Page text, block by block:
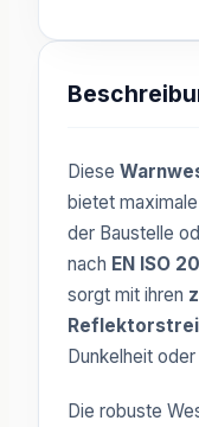
Diese
bietet
der Baustelle
nach EN ISO
sorgt mit ihren
Dunkelheit
Die robuste